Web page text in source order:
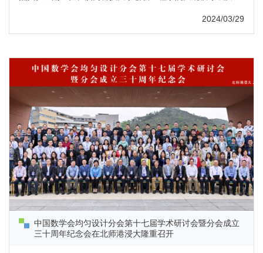
（粤方）杨子峰教授团队来访北师港浸大广东省数据科学与技
建新教授主持。广州呼吸...
2024/03/29
中国数学会均匀设计分会第十七届学术研讨会暨分会成立
三十周年纪念会在北师港浸大隆重召开